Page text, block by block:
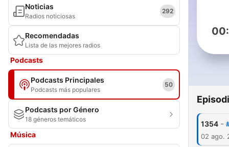
Noticias
Radios noticiosas
292
Recomendadas
Lista de las mejores radios
Podcasts
Podcasts Principales
Podcasts más populares
50
Podcasts por Género
18 géneros temáticos
Música
1354 -
02 ago.